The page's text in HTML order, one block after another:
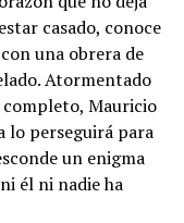
casado, conoce
una obrera de
Atormentado
Mauricio
lo perseguirá para
un enigma
él ni nadie ha